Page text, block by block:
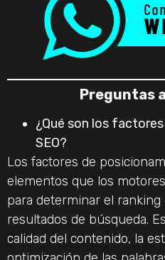
Preguntas
¿Qué son los
SEO?
Los factores de
elementos que los
para determinar el
resultados de búsqueda.
calidad del contenido, la